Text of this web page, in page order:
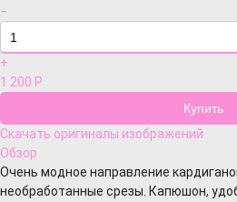
−
+
1 200 Р
Скачать оригиналы изображений
Обзор
Очень модное направление
необработанные срезы. Капюшон,